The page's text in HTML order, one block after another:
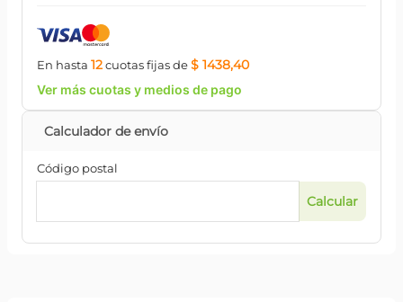
En hasta 12cuotasfijasde$ 1438,40
Ver más cuotas y medios de pago
Código postal